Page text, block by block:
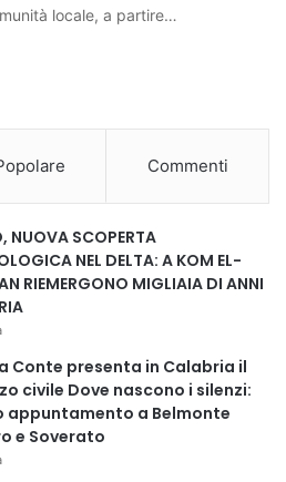
locale, a partire…
Commenti
NUOVA SCOPERTA
NEL DELTA: A KOM EL-
RIEMERGONO MIGLIAIA DI ANNI
Conte presenta in Calabria il
civile Dove nascono i silenzi:
appuntamento a Belmonte
e Soverato